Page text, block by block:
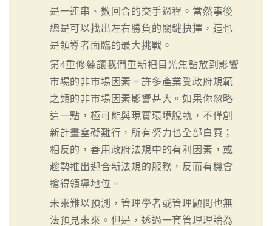
是一連串、數回合的交手過程。當然事後
總是可以找出左右勝負的關鍵抉擇，這也
是領導者面臨的最大挑戰。
第4重修練讓我們重新把目光焦點放到影響
市場的非市場因素。許多產業受政府規範
之類的非市場因素影響甚大。如果你忽略
這一點，極可能與現實環境脫軌，不僅創
新計畫窒礙難行，所有努力也全部白費；
相反的，善用政府法規中的有利因素，或
趁勢推出迎合新法規的服務，反而有機會
搶得領導地位。
未來難以預測，管理學者或管理顧問也無
法預見未來。但是，透過一套管理理論為